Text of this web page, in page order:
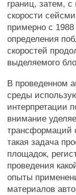
границ, затем,
скорости
примерно с
определения
скоростей
выделяемого
В проведенном
среды
интерпретации
внимание
трансформаций
такая задача
площадок,
проведения
опыты
материалов